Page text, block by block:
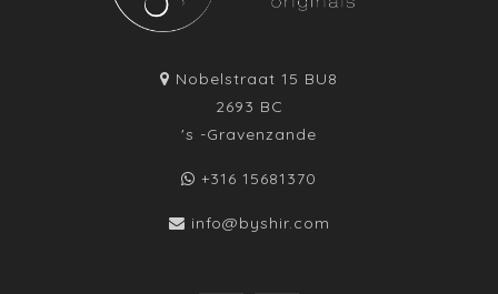
Nobelstraat 15 BU8
2693 BC
's -Gravenzande
+316 15681370
info@byshir.com